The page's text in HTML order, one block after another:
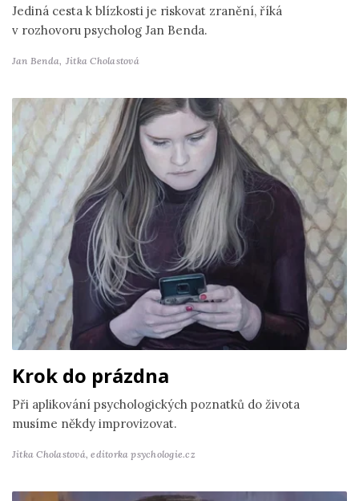
Jediná cesta k blízkosti je riskovat zranění, říká
v rozhovoru psycholog Jan Benda.
Jan Benda, Jitka Cholastová
Krok do prázdna
Při aplikování psychologických poznatků do života
musíme někdy improvizovat.
Jitka Cholastová,editorka psychologie.cz